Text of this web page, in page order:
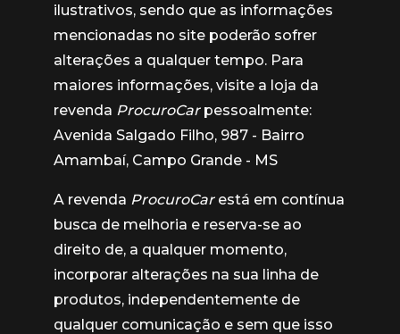
ilustrativos, sendo que as informações
mencionadas no site poderão sofrer
alterações a qualquer tempo. Para
maiores informações, visite a loja da
revenda ProcuroCarpessoalmente:
Avenida Salgado Filho, 987 - Bairro
Amambaí, Campo Grande - MS
A revenda ProcuroCarestá em contínua
busca de melhoria e reserva-se ao
direito de, a qualquer momento,
incorporar alterações na sua linha de
produtos, independentemente de
qualquer comunicação e sem que isso